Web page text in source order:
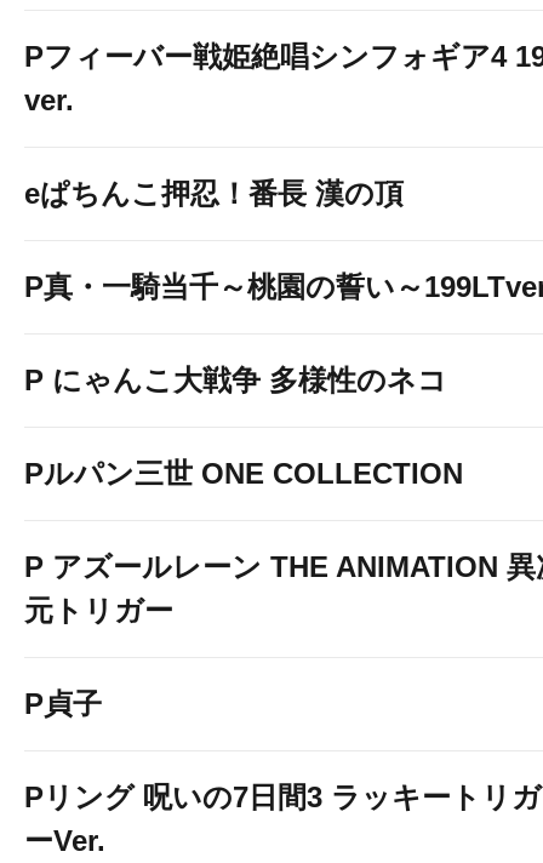
Pフィーバー戦姫絶唱シンフォギア4
ver.
eぱちんこ押忍！番長 漢の頂
P真・一騎当千～桃園の誓い～
P にゃんこ大戦争 多様性のネコ
Pルパン三世 ONE COLLECTION
P アズールレーン THE ANIMATION 異
元トリガー
P貞子
Pリング 呪いの7日間3 ラッキートリガ
ーVer.